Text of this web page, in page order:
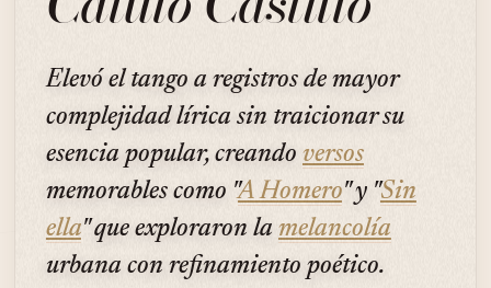
Elevó el tango a registros de mayor
complejidad lírica sin traicionar su
esencia popular, creando versos
memorables como "A Homero" y "Sin
ella" que exploraron la melancolía
urbana con refinamiento poético.